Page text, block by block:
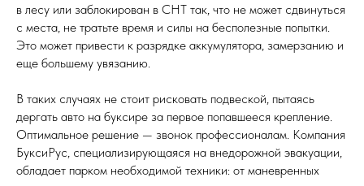
в лесу или заблокирован в СНТ так, что не может сдвинуться
с места, не тратьте время и силы на бесполезные попытки.
Это может привести к разрядке аккумулятора, замерзанию и
еще большему увязанию.
В таких случаях не стоит рисковать подвеской, пытаясь
дергать авто на буксире за первое попавшееся крепление.
Оптимальное решение — звонок профессионалам. Компания
БуксиРус, специализирующаяся на внедорожной эвакуации,
обладает парком необходимой техники: от маневренных